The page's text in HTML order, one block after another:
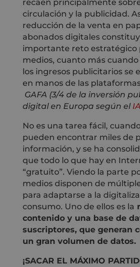
recaen principalmente
circulación y la publicidad.
reducción de la venta en
abonados digitales
importante reto estratégico
medios, cuanto más
los ingresos publicitarios se
en manos de las
GAFA (3/4 de la inversión
digital en Europa según el
No es una tarea fácil,
pueden encontrar miles de
información, y se ha
que todo lo que hay en
“gratuito”. Viendo la parte
medios disponen de
para adaptarse a la
consumo. Uno de ellos es la
contenido y una base de
suscriptores, que generan
un gran volumen de datos.
¡SACAR EL MÁXIMO